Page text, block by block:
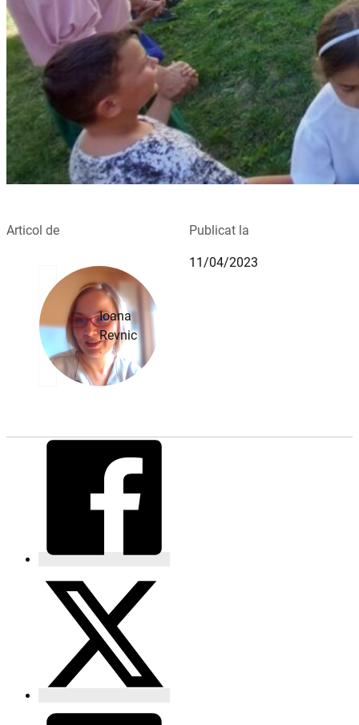
Articol de
Ioana
Revnic
Publicat la
11/04/2023